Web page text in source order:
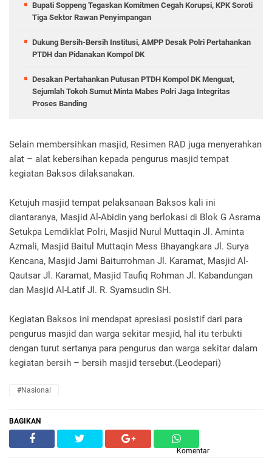
Bupati Soppeng Tegaskan Komitmen Cegah Korupsi, KPK Soroti
Tiga Sektor Rawan Penyimpangan
Dukung Bersih-Bersih Institusi, AMPP Desak Polri Pertahankan
PTDH dan Pidanakan Kompol DK
Desakan Pertahankan Putusan PTDH Kompol DK Menguat,
Sejumlah Tokoh Sumut Minta Mabes Polri Jaga Integritas
Proses Banding
Selain membersihkan masjid, Resimen RAD juga menyerahkan
alat – alat kebersihan kepada pengurus masjid tempat
kegiatan Baksos dilaksanakan.
Ketujuh masjid tempat pelaksanaan Baksos kali ini
diantaranya, Masjid Al-Abidin yang berlokasi di Blok G Asrama
Setukpa Lemdiklat Polri, Masjid Nurul Muttaqin Jl. Aminta
Azmali, Masjid Baitul Muttaqin Mess Bhayangkara Jl. Surya
Kencana, Masjid Jami Baiturrohman Jl. Karamat, Masjid Al-
Qautsar Jl. Karamat, Masjid Taufiq Rohman Jl. Kabandungan
dan Masjid Al-Latif Jl. R. Syamsudin SH.
Kegiatan Baksos ini mendapat apresiasi posistif dari para
pengurus masjid dan warga sekitar mesjid, hal itu terbukti
dengan turut sertanya para pengurus dan warga sekitar dalam
kegiatan bersih – bersih masjid tersebut.(Leodepari)
#Nasional
BAGIKAN
Komentar